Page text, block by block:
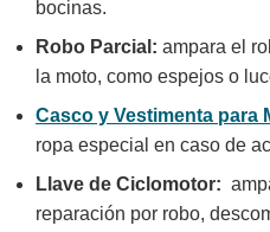
bocinas.
Robo Parcial: ampara el
la moto, como espejos o
Casco y Vestimenta para
ropa especial en caso de
Llave de Ciclomotor:
reparación por robo,